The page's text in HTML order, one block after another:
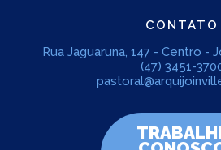
CONTATO
Rua Jaguaruna, 147 - Centro -
(47) 3451-